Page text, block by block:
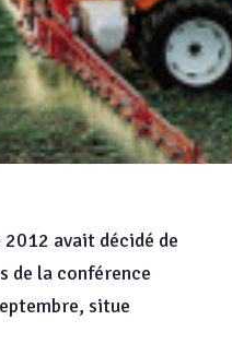
avait décidé de
de la conférence
situe